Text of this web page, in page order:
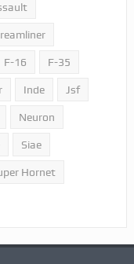
F-16 F-35
Inde Jsf
Neuron
Siae
Hornet